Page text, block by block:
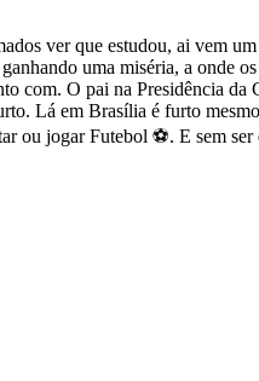
ver que estudou, ai vem
uma miséria, a onde
com. O pai na Presidência da
Lá em Brasília é furto
ou jogar Futebol ⚽. E sem